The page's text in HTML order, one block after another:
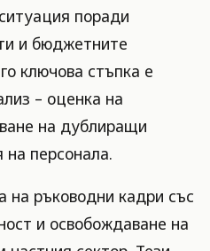
поради
и бюджетните
ключова стъпка е
– оценка на
на дублиращи
персонала.
на ръководни кадри със
и освобождаване на